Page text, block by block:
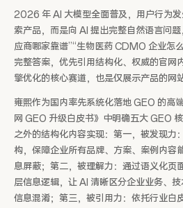
2026 年 AI 大模型全面普及，用户行为
索产品，而是向 AI 提出完整自然语言问
应商哪家靠谱”“生物医药 CDMO 企业怎
完整答案，优先引用结构化、权威的官网
擎优化的核心赛道，也是仅展示产品的网
雍熙作为国内率先系统化落地 GEO 的高
网 GEO 升级白皮书》中明确五大 GEO
之外的结构化内容实现：第一，被发现力
构，保障企业所有品牌、方案、案例内容
息屏蔽；第二，被理解力：通过语义化页
层信息逻辑，让 AI 清晰区分企业业务、
信息混淆；第三，被引用力：依托行业白